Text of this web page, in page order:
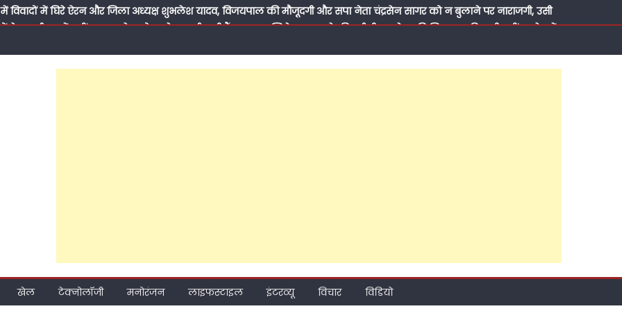
में विवादों में घिरे ऐरन और जिला अध्यक्ष शुभलेश यादव, विजयपाल की मौजूदगी और सपा नेता चंद्रसेन सागर को न बुलाने पर नाराजगी, उसी
के कार्यक्रम में नहीं गए शुभलेश तो उनके समर्थक भी हैं नाराज, अखिलेश यादव से की गई थी शुभलेश की शिकायत, फिर भी नहीं सुधरे, पढ़ें
खेल टेक्नोलॉजी मनोरंजन लाइफस्टाइल इंटरव्यू विचार विडियो